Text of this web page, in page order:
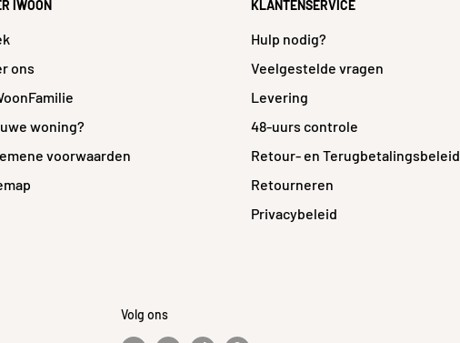
IWOON
ons
woning?
voorwaarden
KLANTENSERVICE
Hulp nodig?
Veelgestelde vragen
Levering
48-uurs controle
Retour- en Terugbetalingsbeleid
Retourneren
Privacybeleid
Volg ons